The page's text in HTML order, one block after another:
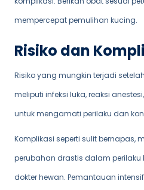
mempercepat pemulihan kucing.
Risiko dan
Risiko yang mungkin terjadi setelah
meliputi infeksi luka, reaksi
untuk mengamati perilaku dan
Komplikasi seperti sulit bernapas,
perubahan drastis dalam perilaku
dokter hewan. Pemantauan